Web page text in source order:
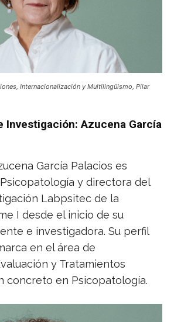
Internacionalización y Multilingüismo, Pilar
Investigación: Azucena García
García Palacios es
y directora del
Labpsitec de la
I desde el inicio de su
e investigadora. Su perfil
en el área de
y Tratamientos
concreto en Psicopatología.